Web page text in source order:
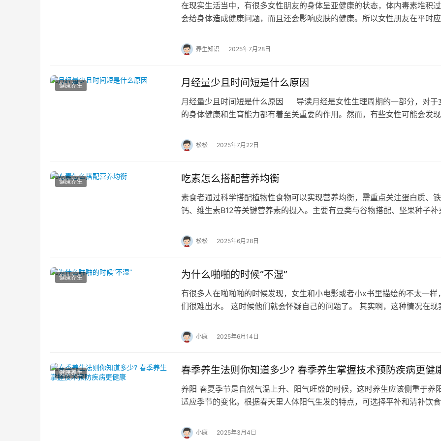
在现实生活当中，有很多女性朋友的身体呈亚健康的状态，体内毒素堆积
会给身体造成健康问题，而且还会影响皮肤的健康。所以女性朋友在平时应
养生知识 2025年7月28日
健康养生 月经量少且时间短是什么原因
月经量少且时间短是什么原因 导读月经是女性生理周期的一部分，对于
的身体健康和生育能力都有着至关重要的作用。然而，有些女性可能会发现
松松 2025年7月22日
健康养生 吃素怎么搭配营养均衡
素食者通过科学搭配植物性食物可以实现营养均衡，需重点关注蛋白质、铁
钙、维生素B12等关键营养素的摄入。主要有豆类与谷物搭配、坚果种子补
松松 2025年6月28日
健康养生 为什么啪啪的时候“不湿”
有很多人在啪啪啪的时候发现，女生和小电影或者小x书里描绘的不太一样
们很难出水。 这时候他们就会怀疑自己的问题了。 其实啊，这种情况在现
小康 2025年6月14日
健康养生 春季养生法则你知道多少? 春季养生掌握技术预防疾病更健
养阳 春夏季节是自然气温上升、阳气旺盛的时候，这时养生应该侧重于养阳
适应季节的变化。根据春天里人体阳气生发的特点，可选择平补和清补饮食
小康 2025年3月4日